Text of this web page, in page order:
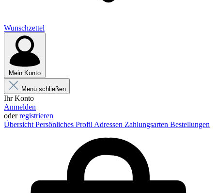
Wunschzettel
Mein Konto
Menü schließen
Ihr Konto
Anmelden
oderregistrieren
Übersicht Persönliches Profil Adressen Zahlungsarten Bestellungen